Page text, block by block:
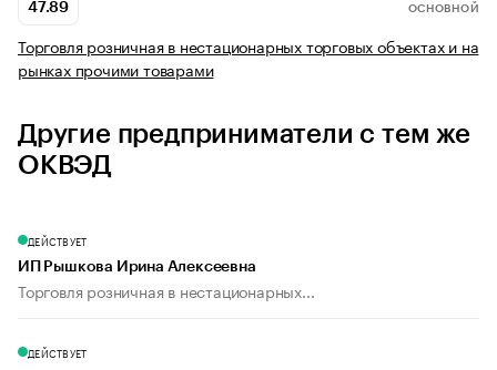
47.89 ОСНОВНОЙ
Торговля розничная в нестационарных торговых объектах и на
рынках прочими товарами
Другие предприниматели с тем же
ОКВЭД
ДЕЙСТВУЕТ
ИП Рышкова Ирина Алексеевна
Торговля розничная в нестационарных...
ДЕЙСТВУЕТ